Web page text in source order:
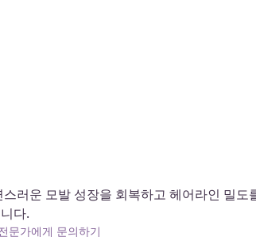
러운 모발 성장을 회복하고 헤어라인 밀도
다.
문가에게 문의하기